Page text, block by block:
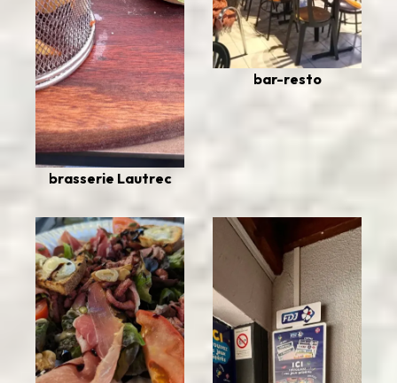
brasserie Lautrec
bar-resto